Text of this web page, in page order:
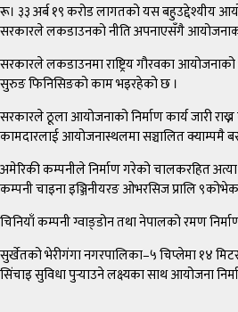
रू। ३३ अर्ब १९ करोड लागतको यस बहुउद्देश्यीय
सरकारले लकडाउनको नीति अपनाएसँगै आयोजनाको
सरकारले लकडाउनमा राष्ट्रिय गौरवका
सुरुङ फिनिसिङको काम भइरहेको छ ।
सरकारले ठूला आयोजनाको निर्माण कार्य जारी
कामदारलाई आयोजनास्थलमा सञ्चालित क्याम्पमै
अमेरिकी कम्पनीले निर्माण गरेको चालकरहित
कम्पनी चाइना इञ्जिनीयरङ ओभरसिज प्रालि
चिनियाँ कम्पनी ग्वाङ्डोन तथा नेपालको रमण
सुर्खेतको भेरीगंगा नगरपालिका–५ चिप्लेमा १४
सिंचाइ सुविधा पुर्‍याउने लक्ष्यका साथ आयोजना